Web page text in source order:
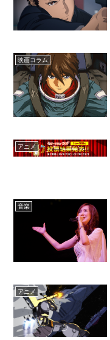
映画コラム
アニメ
音楽
アニメ